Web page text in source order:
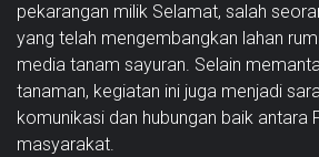
pekarangan milik Selamat, salah
yang telah mengembangkan lahan
media tanam sayuran. Selain
tanaman, kegiatan ini juga menjadi
komunikasi dan hubungan baik antara
masyarakat.